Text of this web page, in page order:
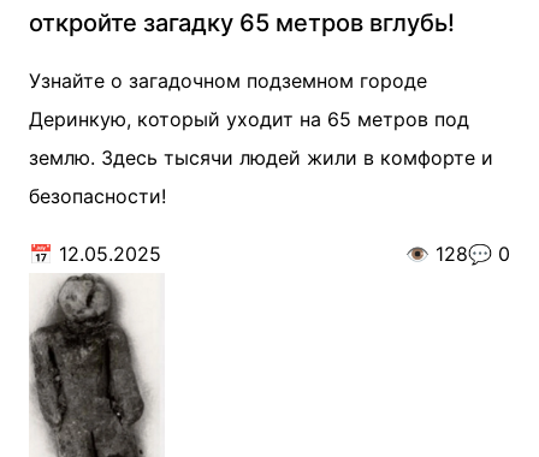
откройте загадку 65 метров вглубь!
Узнайте о загадочном подземном городе
Деринкую, который уходит на 65 метров под
землю. Здесь тысячи людей жили в комфорте и
безопасности!
📅 12.05.2025 👁️ 128💬 0